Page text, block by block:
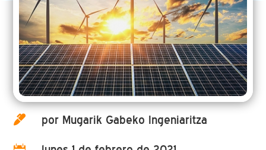
 por Mugarik Gabeko Ingeniaritza